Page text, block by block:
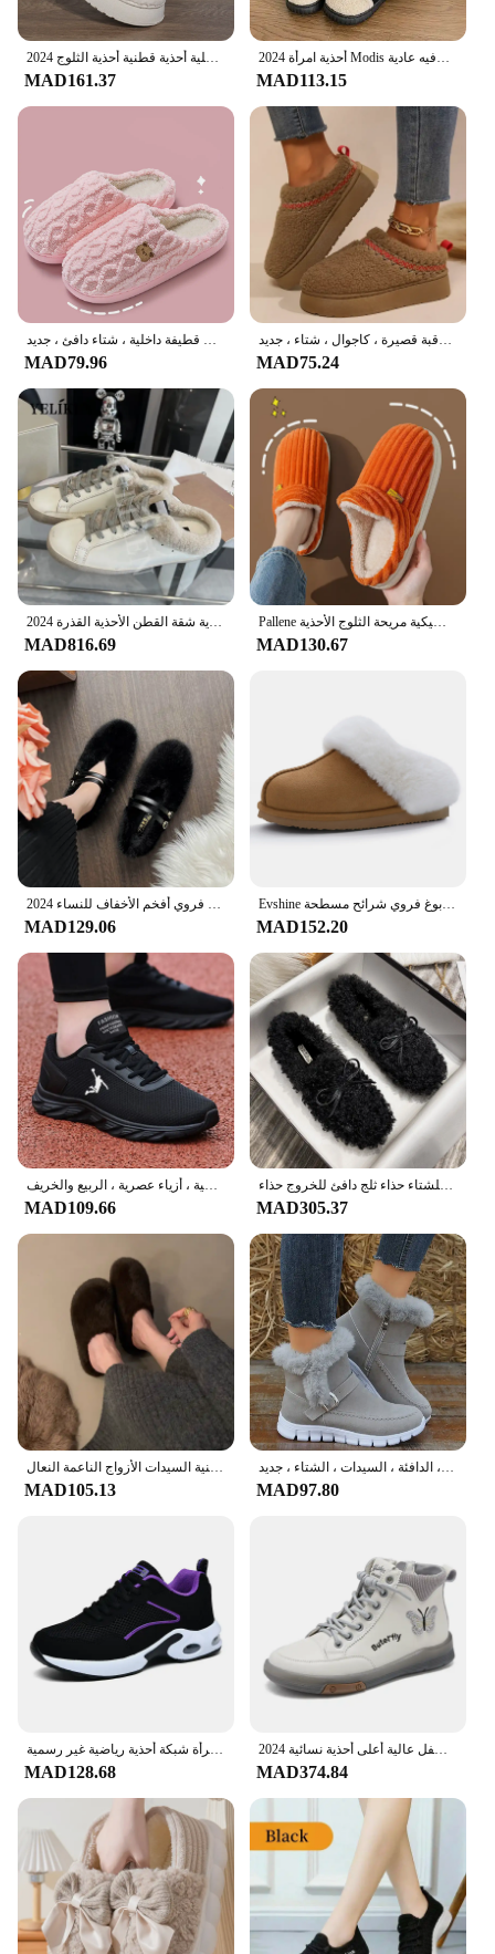
MAD161.37 MAD113.15
MAD79.96 MAD75.24
MAD816.69 MAD130.67
MAD129.06
Evshine شتاء دافئ رغوة الذاكرة النعال للنساء داخلي أفخم أحذية المنزل رقيق فو نِعال من الفراء دافئ الجلد المدبوغ فروي شرائح مسطحة
MAD152.20
أحذية ركض للرجال خفيفة الوزن جيدة التهوية ، أحذية رياضية غير رسمية ، أزياء عصرية ، الربيع والخريف
MAD109.66
حذاء نسائي من القطن المحشو للشتاء حذاء ثلج دافئ للخروج حذاء Lefu بدون كعب حذاء من جلد الخراف بتصميم فراشة كبير 41
MAD305.37
النساء شتاء دافئ المنزل النعال الرجال داخلي خارج رشاقته الشرائح أفخم عالية الكعب الفراء أحذية قطنية السيدات الأزواج الناعمة النعال
MAD105.13
قصيرة أفخم جلد الغزال الكاحل أحذية للنساء ، تشيلسي الفراء ، الثلوج الأحذية ، أحذية غير رسمية ، المصارع الشقق ، الدافئة ، السيدات ، الشتاء ، جديد
MAD97.80
النساء حذاء كاجوال شبكة تنفس أحذية مفلكنة امرأة الخريف موضة أحذية رياضية مريحة المرأة شبكة أحذية رياضية غير رسمية
MAD128.68
2024 موضة النساء الأحذية جلد طبيعي الأبيض حذاء من الجلد الإناث أحذية رياضية كاجوال حجم كبير لينة أسفل عالية أعلى أحذية نسائية
MAD374.84